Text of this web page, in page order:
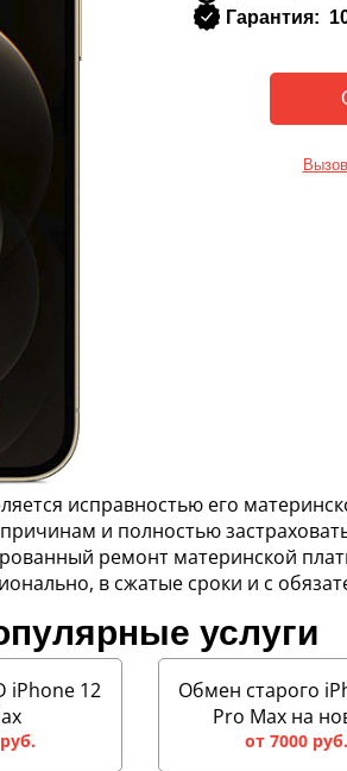
Гарантия:
исправностью его
и полностью
ремонт материнской
в сжатые сроки и с
услуги
iPhone 12
Обмен старого
Pro Max на
от 7000 руб.